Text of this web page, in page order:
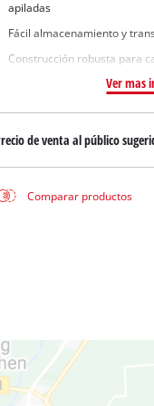
sucias
limpia
pozos
apiladas
Fácil almacenamiento y
Construcción robusta para
Ver mas
de venta al público
Comparar productos